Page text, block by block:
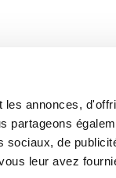
annonces,
partageons
sociaux, de
leur avez